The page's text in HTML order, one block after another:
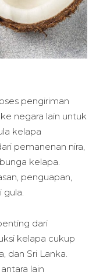
pengiriman
negara lain untuk
kelapa
pemanenan nira,
kelapa.
penguapan,
gula.
dari
kelapa cukup
dan Sri Lanka.
lain